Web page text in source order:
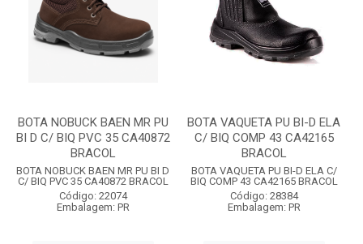
BOTA NOBUCK BAEN MR PU
BI D C/ BIQ PVC 35 CA40872
BRACOL
BOTA NOBUCK BAEN MR PU BI D
C/ BIQ PVC 35 CA40872 BRACOL
Código: 22074
Embalagem: PR
BOTA VAQUETA PU BI-D ELA
C/ BIQ COMP 43 CA42165
BRACOL
BOTA VAQUETA PU BI-D ELA C/
BIQ COMP 43 CA42165 BRACOL
Código: 28384
Embalagem: PR